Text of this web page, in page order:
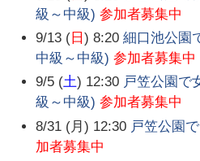
級～中級) 参加者募集中
9/13 ( 日) 8:20 細口池公園
中級～中級) 参加者募集中
9/5 (土) 12:30 戸笠公園で
級～中級) 参加者募集中
8/31 (月) 12:30 戸笠公園
加者募集中